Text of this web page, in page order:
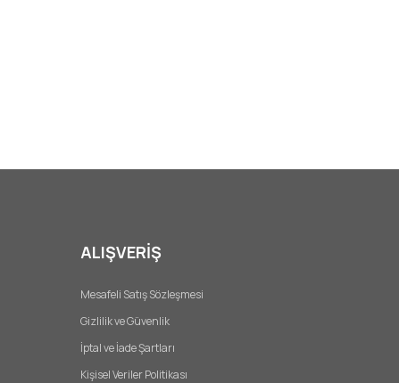
ALIŞVERİŞ
Mesafeli Satış Sözleşmesi
Gizlilik ve Güvenlik
İptal ve İade Şartları
Kişisel Veriler Politikası